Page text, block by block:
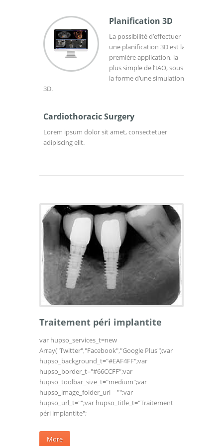
Planification 3D
La possibilité d’effectuer
une planification 3D est la
première application, la
plus simple de l’IAO, sous
la forme d’une simulation
3D.
Cardiothoracic Surgery
Lorem ipsum dolor sit amet, consectetuer
adipiscing elit.
Traitement péri implantite
var hupso_services_t=new
Array("Twitter","Facebook","Google Plus");var
hupso_background_t="#EAF4FF";var
hupso_border_t="#66CCFF";var
hupso_toolbar_size_t="medium";var
hupso_image_folder_url = "";var
hupso_url_t="";var hupso_title_t="Traitement
péri implantite";
More